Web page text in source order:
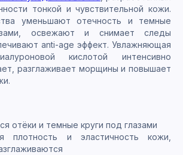
тонкой и чувствительной кожи.
уменьшают отечность и темные
освежают и снимает следы
anti-age эффект. Увлажняющая
кислотой интенсивно
разглаживает морщины и повышает
отёки и темные круги под глазами
плотность и эластичность кожи,